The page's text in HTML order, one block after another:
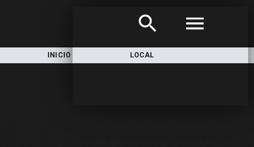
INICIO LOCAL